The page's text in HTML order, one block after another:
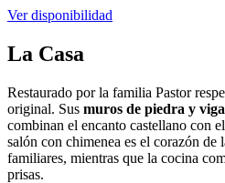
Ver disponibilidad
La Casa
Restaurado por la familia Pastor
original. Sus muros de piedra y
combinan el encanto castellano con
salón con chimenea es el corazón de
familiares, mientras que la cocina
prisas.